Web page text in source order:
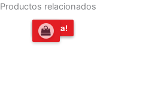
Productos relacionados
¡Oferta!
¡Oferta!
El
original